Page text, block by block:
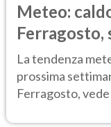
Meteo:
Ferragosto,
Ecco dove
La tendenza
prossima
Ferragosto,